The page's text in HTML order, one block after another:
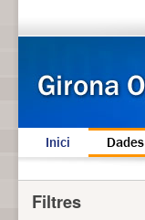
Inici Dades
Filtres